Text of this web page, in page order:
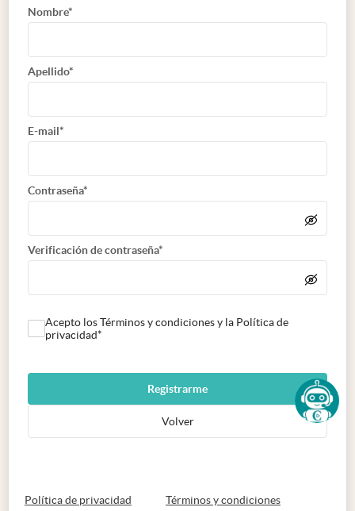
Nombre*
Apellido*
E-mail*
Contraseña*
Verificación de contraseña*
Acepto los Términos y condiciones y la Política de
privacidad*
Registrarme
Volver
Política de privacidad abre en nueva pestaña
Términos y condicionesabre en nueva